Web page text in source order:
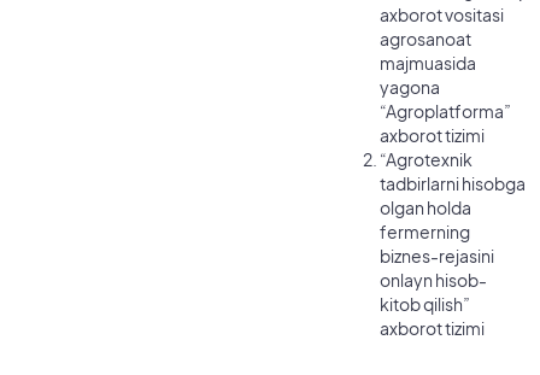
axborot vositasi
agrosanoat
majmuasida
yagona
“Agroplatforma”
axborot tizimi
“Agrotexnik
tadbirlarni hisobga
olgan holda
fermerning
biznes-rejasini
onlayn hisob-
kitob qilish”
axborot tizimi